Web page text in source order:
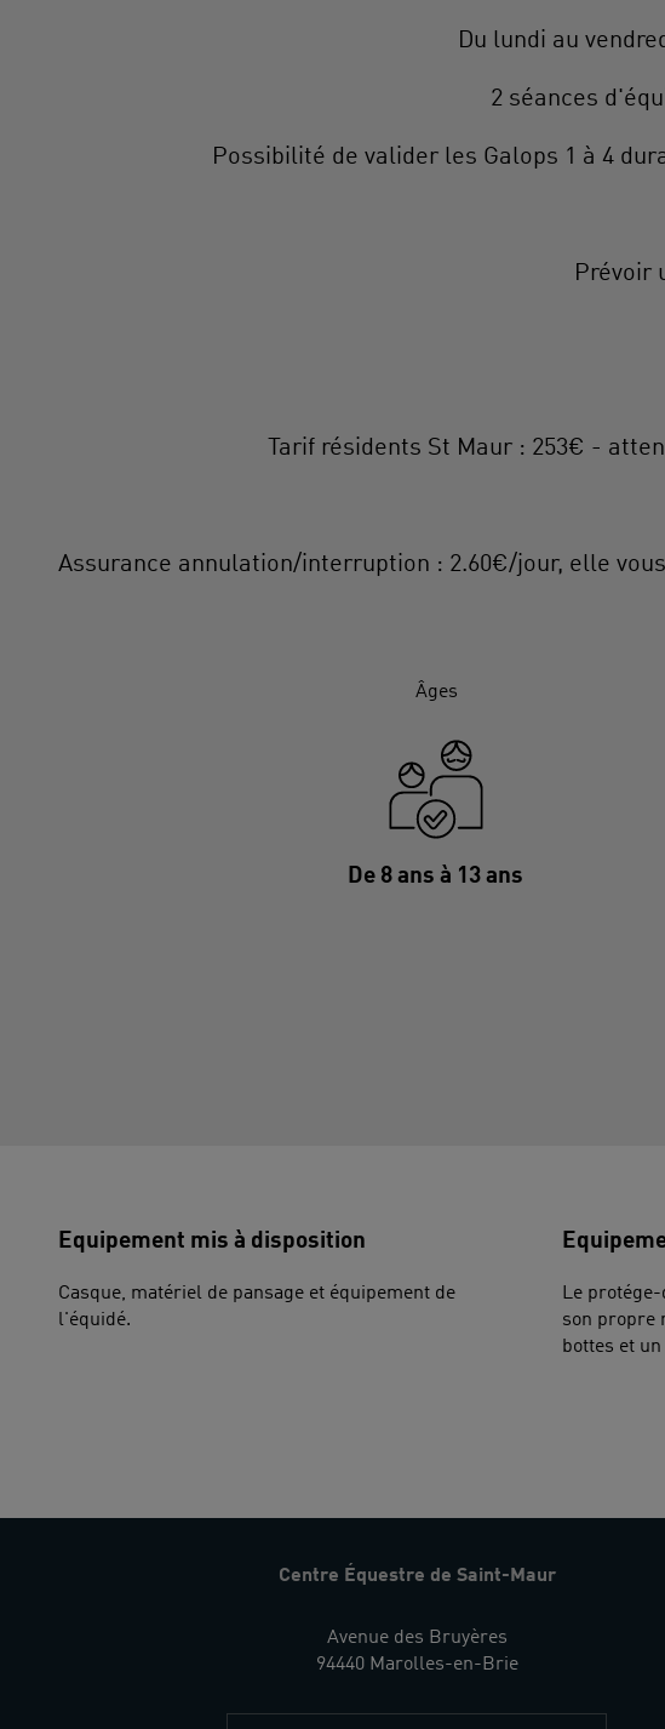
Du lundi au
2 séances
Possibilité de valider les Galops 1 à 4
Prévoir
Tarif résidents St Maur : 253€ -
Assurance annulation/interruption : 2.60€/jour, elle
Âges
De 8 ans à 13 ans
Equipement mis à disposition
Casque, matériel de pansage et équipement de
l'équidé.
Le
son propre
bottes et
Centre Équestre de Saint-Maur
Avenue des Bruyères
94440 Marolles-en-Brie